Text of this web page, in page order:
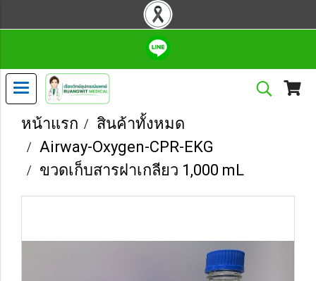
หน้าแรก
สินค้าทั้งหมด
Airway-Oxygen-CPR-EKG
ขวดเก็บสารฝาเกลียว 1,000 mL